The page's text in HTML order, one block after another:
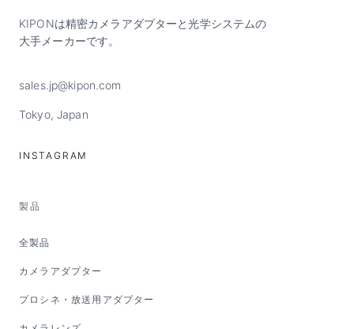
KIPONは精密カメラアダプターと光学システムの
大手メーカーです。
sales.jp@kipon.com
Tokyo, Japan
INSTAGRAM
製品
全製品
カメラアダプター
プロシネ・放送用アダプター